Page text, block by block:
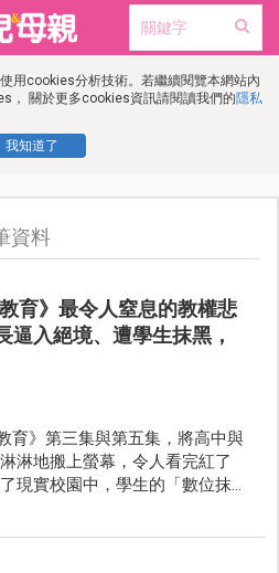
用cookies分析技術。若繼續閱覽本網站內
， 關於更多cookies資訊請閱讀我們的隱私
我知道了
資料
教育》最令人窒息的教權悲
逼入絕境、遭學生抹黑，
育》第三集與第五集，將高中與
淋地搬上螢幕，令人看完紅了
現實校園中，學生的「數位抹